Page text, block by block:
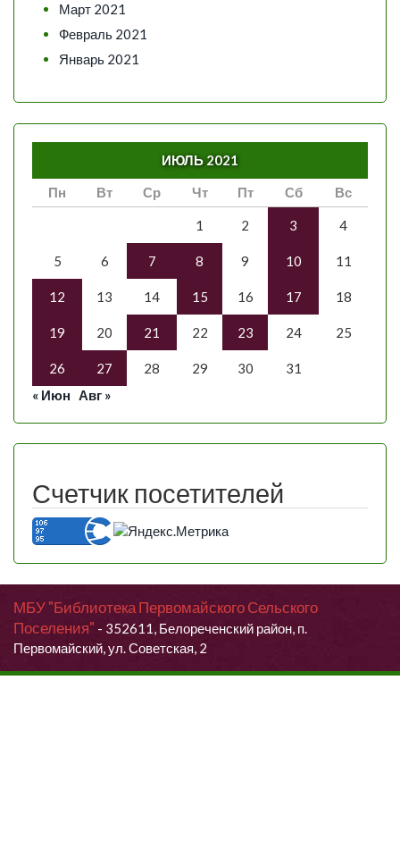
Март 2021
Февраль 2021
Январь 2021
ИЮЛЬ 2021
Пн
Вт Ср Чт Пт Сб Вс
1 2 3 4
5 6 7 8 9 10 11
12 13 14 15 16 17 18
19 20 21 22 23 24 25
26 27 28 29 30
31
« Июн Авг »
Счетчик посетителей
МБУ "Библиотека Первомайского Сельского
Поселения" - 352611, Белореченский район, п.
Первомайский, ул. Советская, 2